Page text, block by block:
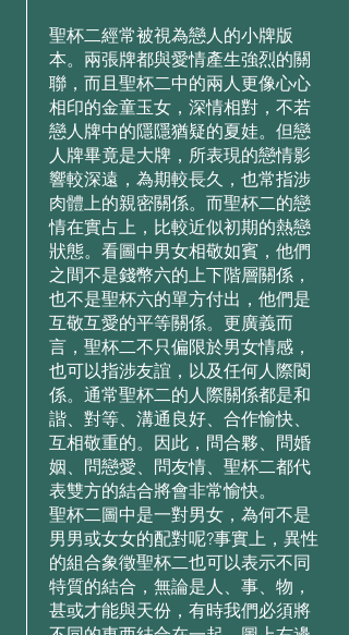
聖杯⼆經常被視為戀⼈的⼩牌版
本。兩張牌都與愛情產⽣強烈的關
聯，⽽且聖杯⼆中的兩⼈更像⼼⼼
相印的⾦童⽟⼥，深情相對，不若
戀⼈牌中的隱隱猶疑的夏娃。但戀
⼈牌畢竟是⼤牌，所表現的戀情影
響較深遠，為期較⻑久，也常指涉
⾁體上的親密關係。⽽聖杯⼆的戀
情在實占上，⽐較近似初期的熱戀
狀態。看圖中男⼥相敬如賓，他們
之間不是錢幣六的上下階層關係，
也不是聖杯六的單⽅付出，他們是
互敬互愛的平等關係。更廣義⽽
⾔，聖杯⼆不只偏限於男⼥情感，
也可以指涉友誼，以及任何⼈際閬
係。通常聖杯⼆的⼈際關係都是和
諧、對等、溝通良好、合作愉快、
互相敬重的。因此，問合夥、問婚
姻、問戀愛、問友情、聖杯⼆都代
表雙⽅的結合將會⾮常愉快。
聖杯⼆圖中是⼀對男⼥，為何不是
男男或⼥⼥的配對呢?事實上，異性
的組合象徵聖杯⼆也可以表⽰不同
特質的結合，無論是⼈、事、物，
甚或才能與天份，有時我們必須將